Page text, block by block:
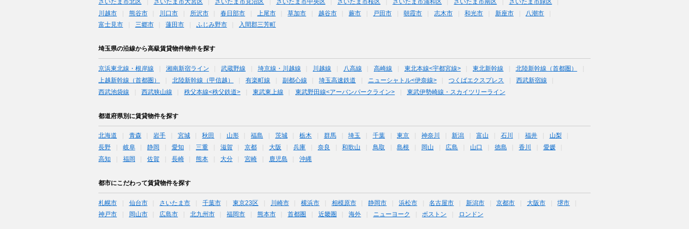
さいたま市北区 さいたま市大宮区 さいたま市見沼区 さいたま市中央区 さいたま市桜区 さいたま市浦和区 さいたま市南区
さいたま市緑区
川越市
熊谷市 川口市 所沢市 春日部市 上尾市 草加市 越谷市 蕨市 戸田市 朝霞市 志木市 和光市 新座市
八潮市
富士見市
三郷市 蓮田市 ふじみ野市 入間郡三芳町
埼玉県の沿線から高級賃貸物件物件を探す
京浜東北線・根岸線 湘南新宿ライン 武蔵野線 埼京線・川越線 川越線 八高線 高崎線 東北本線<宇都宮線> 東北新幹線
北陸新幹線（首都圏）
上越新幹線（首都圏）
北陸新幹線（甲信越） 有楽町線 副都心線 埼玉高速鉄道 ニューシャトル<伊奈線> つくばエクスプレス
西武新宿線
西武池袋線
西武狭山線 秩父本線<秩父鉄道> 東武東上線 東武野田線<アーバンパークライン> 東武伊勢崎線・スカイツリーライン
都道府県別に賃貸物件を探す
北海道 青森 岩手 宮城 秋田 山形 福島 茨城 栃木 群馬 埼玉 千葉 東京 神奈川 新潟 富山 石川 福井
山梨
長野
岐阜 静岡 愛知 三重 滋賀 京都 大阪 兵庫 奈良 和歌山 鳥取 島根 岡山 広島 山口 徳島 香川
愛媛
高知
福岡 佐賀 長崎 熊本 大分 宮崎 鹿児島 沖縄
都市にこだわって賃貸物件を探す
札幌市 仙台市 さいたま市 千葉市 東京23区 川崎市 横浜市 相模原市 静岡市 浜松市 名古屋市 新潟市 京都市 大阪市
堺市
神戸市
岡山市 広島市 北九州市 福岡市 熊本市 首都圏 近畿圏 海外 ニューヨーク ボストン ロンドン